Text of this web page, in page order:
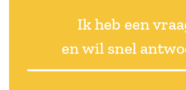
Ik heb een
en wil snel